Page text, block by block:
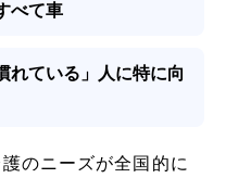
べて車
れている」人に特に向
のニーズが全国的に